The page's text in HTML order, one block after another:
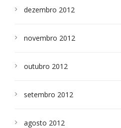
dezembro 2012
novembro 2012
outubro 2012
setembro 2012
agosto 2012